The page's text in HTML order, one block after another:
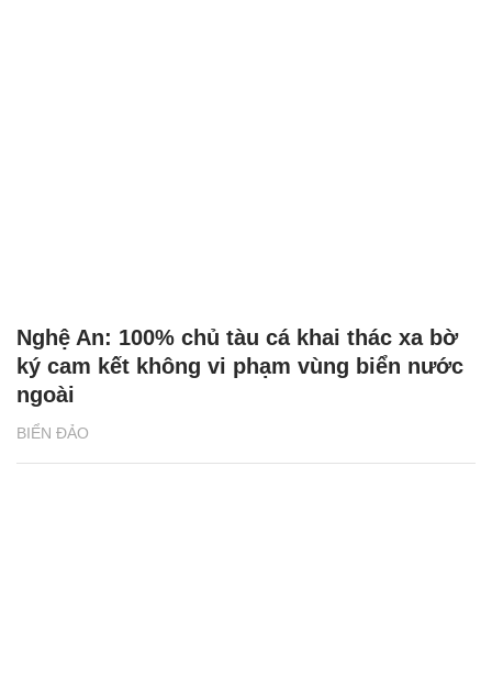
BIỂN ĐẢO
Nghệ An: 100% chủ tàu cá khai thác xa bờ
ký cam kết không vi phạm vùng biển nước
ngoài